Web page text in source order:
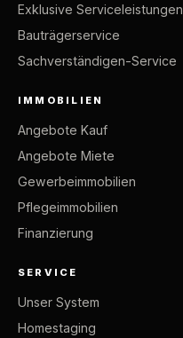
Exklusive Serviceleistungen
Bauträgerservice
Sachverständigen-Service
IMMOBILIEN
Angebote Kauf
Angebote Miete
Gewerbeimmobilien
Pflegeimmobilien
Finanzierung
SERVICE
Unser System
Homestaging